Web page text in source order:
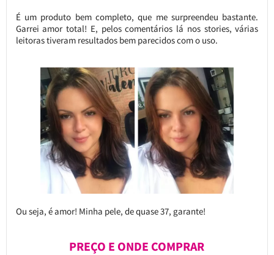
É um produto bem completo, que me surpreendeu bastante.
Garrei amor total! E, pelos comentários lá nos stories, várias
leitoras tiveram resultados bem parecidos com o uso.
Ou seja, é amor! Minha pele, de quase 37, garante!
PREÇO E ONDE COMPRAR